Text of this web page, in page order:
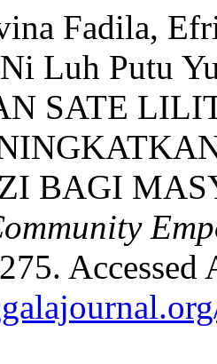
Fadila,
Ni Luh Putu
SATE
BAGI
Accessed